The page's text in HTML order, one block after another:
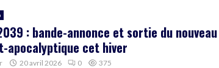
: bande-annonce et sortie du nouveau
apocalyptique cet hiver
20 avril 2026 0 375